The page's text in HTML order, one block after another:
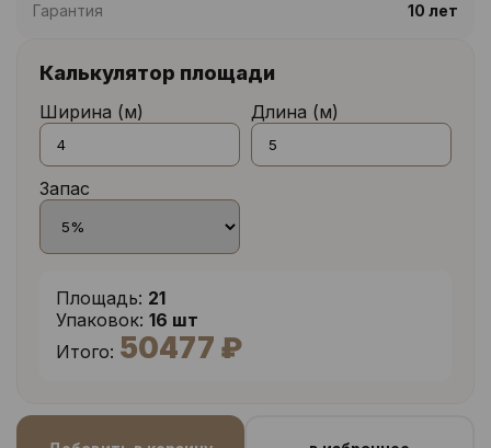
Гарантия 10 лет
Калькулятор площади
Ширина (м) Длина (м)
Запас
Площадь: 21
Упаковок: 16 шт
Итого: 50477 ₽